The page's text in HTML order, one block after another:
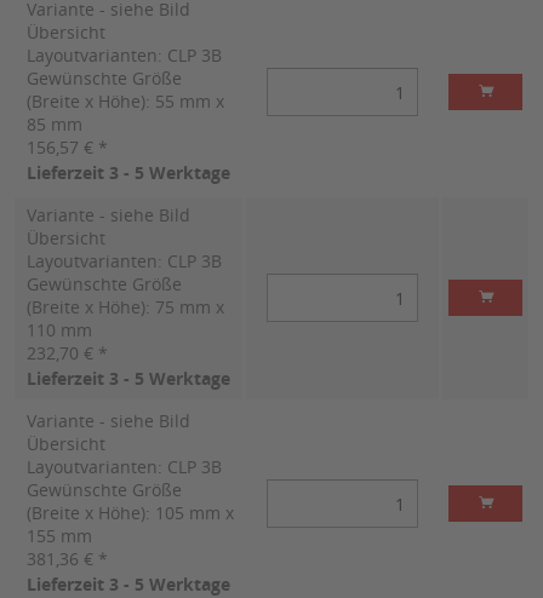
Variante - siehe Bild
Übersicht
Layoutvarianten: CLP 3B
Gewünschte Größe
(Breite x Höhe): 55 mm x
85 mm
156,57 € *
Lieferzeit 3 - 5 Werktage
Variante - siehe Bild
Übersicht
Layoutvarianten: CLP 3B
Gewünschte Größe
(Breite x Höhe): 75 mm x
110 mm
232,70 € *
Lieferzeit 3 - 5 Werktage
Variante - siehe Bild
Übersicht
Layoutvarianten: CLP 3B
Gewünschte Größe
(Breite x Höhe): 105 mm x
155 mm
381,36 € *
Lieferzeit 3 - 5 Werktage